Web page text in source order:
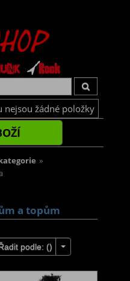
nejsou žádné položky
»
a topům
podle: ()